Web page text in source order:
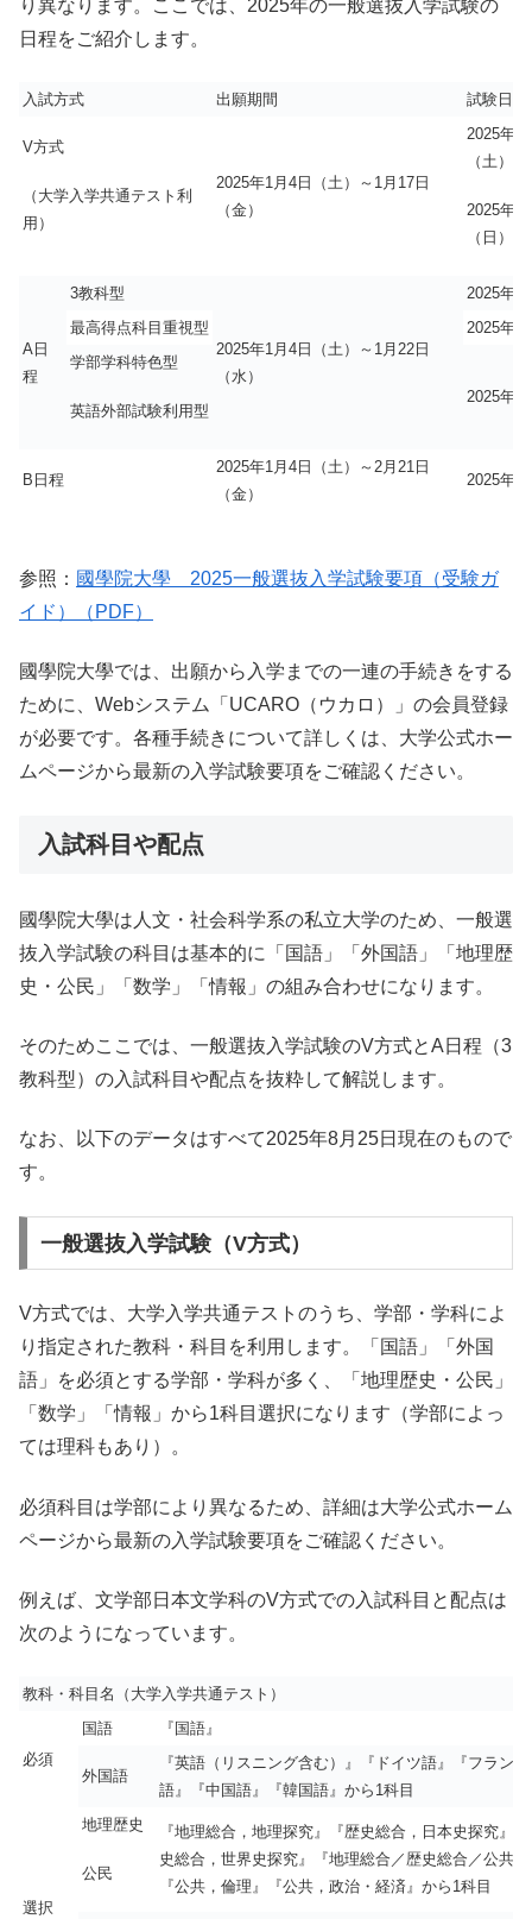
り異なります。ここでは、2025年の一般選抜入学試験の
日程をご紹介します。
入試方式 出願期間 試験日
V方式
（大学入学共通テスト利
用）
2025年1月4日（土）～1月17日
（金）
2025年1
（土）
2025年1
（日）
A日
程
3教科型
2025年1月4日（土）～1月22日
（水）
2025年2
最高得点科目重視型
2025年2
学部学科特色型
英語外部試験利用型
2025年2
B日程
2025年1月4日（土）～2月21日
（金）
2025年3
参照： 國學院大學 2025一般選抜入学試験要項（受験ガ
イド）（PDF）
國學院大學では、出願から入学までの一連の手続きをする
ために、Webシステム「UCARO（ウカロ）」の会員登録
が必要です。各種手続きについて詳しくは、大学公式ホー
ムページから最新の入学試験要項をご確認ください。
入試科目や配点
國學院大學は人文・社会科学系の私立大学のため、一般選
抜入学試験の科目は基本的に「国語」「外国語」「地理歴
史・公民」「数学」「情報」の組み合わせになります。
そのためここでは、一般選抜入学試験のV方式とA日程（3
教科型）の入試科目や配点を抜粋して解説します。
なお、以下のデータはすべて2025年8月25日現在のもので
す。
一般選抜入学試験（V方式）
V方式では、大学入学共通テストのうち、学部・学科によ
り指定された教科・科目を利用します。「国語」「外国
語」を必須とする学部・学科が多く、「地理歴史・公民」
「数学」「情報」から1科目選択になります（学部によっ
ては理科もあり）。
必須科目は学部により異なるため、詳細は大学公式ホーム
ページから最新の入学試験要項をご確認ください。
例えば、文学部日本文学科のV方式での入試科目と配点は
次のようになっています。
教科・科目名（大学入学共通テスト）
必須
国語 『国語』
外国語
『英語（リスニング含む）』『ドイツ語』『フランス
語』『中国語』『韓国語』から1科目
選択
地理歴史
公民
『地理総合，地理探究』『歴史総合，日本史探究』
史総合，世界史探究』『地理総合／歴史総合／公共』
『公共，倫理』『公共，政治・経済』から1科目